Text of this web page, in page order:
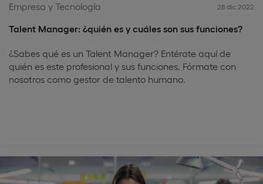
Empresa y Tecnología 28 dic 2022
Talent Manager: ¿quién es y cuáles son sus funciones?
¿Sabes qué es un Talent Manager? Entérate aquí de
quién es este profesional y sus funciones. Fórmate con
nosotros como gestor de talento humano.